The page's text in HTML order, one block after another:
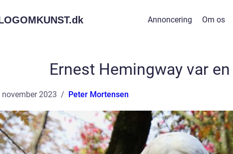
dk Annoncering Om os
Ernest Hemingway var
november 2023 Peter Mortensen